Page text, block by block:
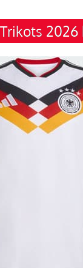
2026